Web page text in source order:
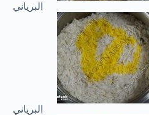
البرياني
البرياني